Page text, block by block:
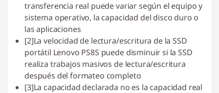
transferencia real puede variar según el equipo y
sistema operativo, la capacidad del disco duro o
las aplicaciones
[2]La velocidad de lectura/escritura de la SSD
portátil Lenovo PS8S puede disminuir si la SSD
realiza trabajos masivos de lectura/escritura
después del formateo completo
[3]La capacidad declarada no es la capacidad real